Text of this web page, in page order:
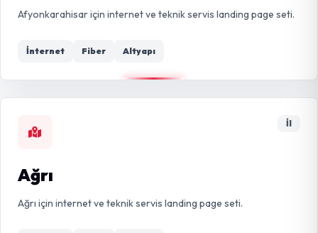
Afyonkarahisar için internet ve teknik servis landing page seti.
İnternet Fiber Altyapı
İl
Ağrı
Ağrı için internet ve teknik servis landing page seti.